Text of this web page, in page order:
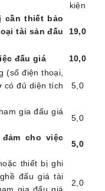
kiện
cần thiết bảo
tài sản đấu
19,0
đấu giá 10,0
(số điện thoại,
có đủ diện tích
5 ,0
gia đấu giá
5,0
cho việc
5,0
thiết bị ghi
đấu giá tài
2 ,0